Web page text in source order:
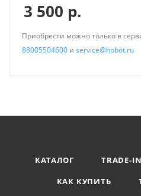
3 500 р.
Приобрести можно только в
88005504600 и service@hobot.ru
КАТАЛОГ TRADE-IN
КАК КУПИТЬ